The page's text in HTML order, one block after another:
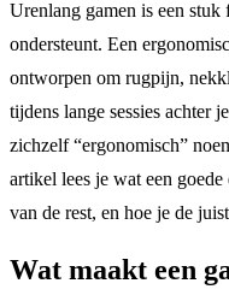
Urenlang gamen is een
ondersteunt. Een
ontworpen om rugpijn,
tijdens lange sessies achter
zichzelf “ergonomisch”
artikel lees je wat een
van de rest, en hoe je de
Wat maakt een